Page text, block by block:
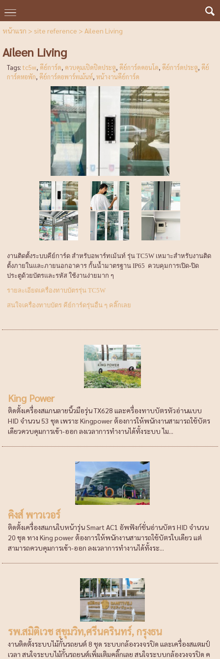
หน้าแรก > site reference > Aileen Living
Aileen Living
Tags:tc5w, คีย์การ์ด, ควบคุมเปิดปิดประตู, คีย์การ์ดคอนโด, คีย์การ์ดประตู, คีย์
การ์ดหอพัก, คีย์การ์ดอพาร์ทเม้นท์, หน้างานคีย์การ์ด
งานติดตั้งระบบคีย์การ์ด สำหรับอพาร์ทเม้นท์ รุ่น TC5W เหมาะสำหรับงานติด
ตั้งภายในและภายนอกอาคาร กั้นน้ำมาตรฐาน IP65 ควบคุมการเปิด-ปิด
ประตูด้วยบัตรและรหัส ใช้งานง่ายมาก ๆ
รายละเอียดเครื่องทาบบัตรรุ่น TC5W
สนใจเครื่องทาบบัตร คีย์การ์ดรุ่นอื่น ๆ คลิ๊กเลย
King Power
ติดตั้งเครื่องสแกนลายนิ้วมือรุ่น TX628 และครื่องทาบบัตรหัวอ่านแบบ
HID จำนวน 53 ชุด เพราะ Kingpower ต้องการให้พนักงานสามารถใช้บัตร
เดียวควบคุมการเข้า-ออก ลงเวลาการทำงานได้ทั้งระบบ ไม...
คิงส์ พาวเวอร์
ติดตั้งเครื่องสแกนใบหน้ารุ่น Smart AC1 อัพฟังก์ชั่นอ่านบัตร HID จำนวน
20 ชุด ทาง King power ต้องการให้พนักงานสามารถใช้บัตรใบเดียว แต่
สามารถควบคุมการเข้า-ออก ลงเวลาการทำงานได้ทั้งระ...
รพ.สมิติเวช สุขุมวิท,ศรีนครินทร์, กรุงธน
งานติดตั้งระบบไม้กั้นรถยนต์ 8 ชุด ระบบกล้องวงจรปิด และเครื่องสแตมป์
เวลา สนใจระบบไม้กั้นรถยนต์เพิ่มเติมคลิ๊กเลย สนใจระบบกล้องวงจรปิด ค